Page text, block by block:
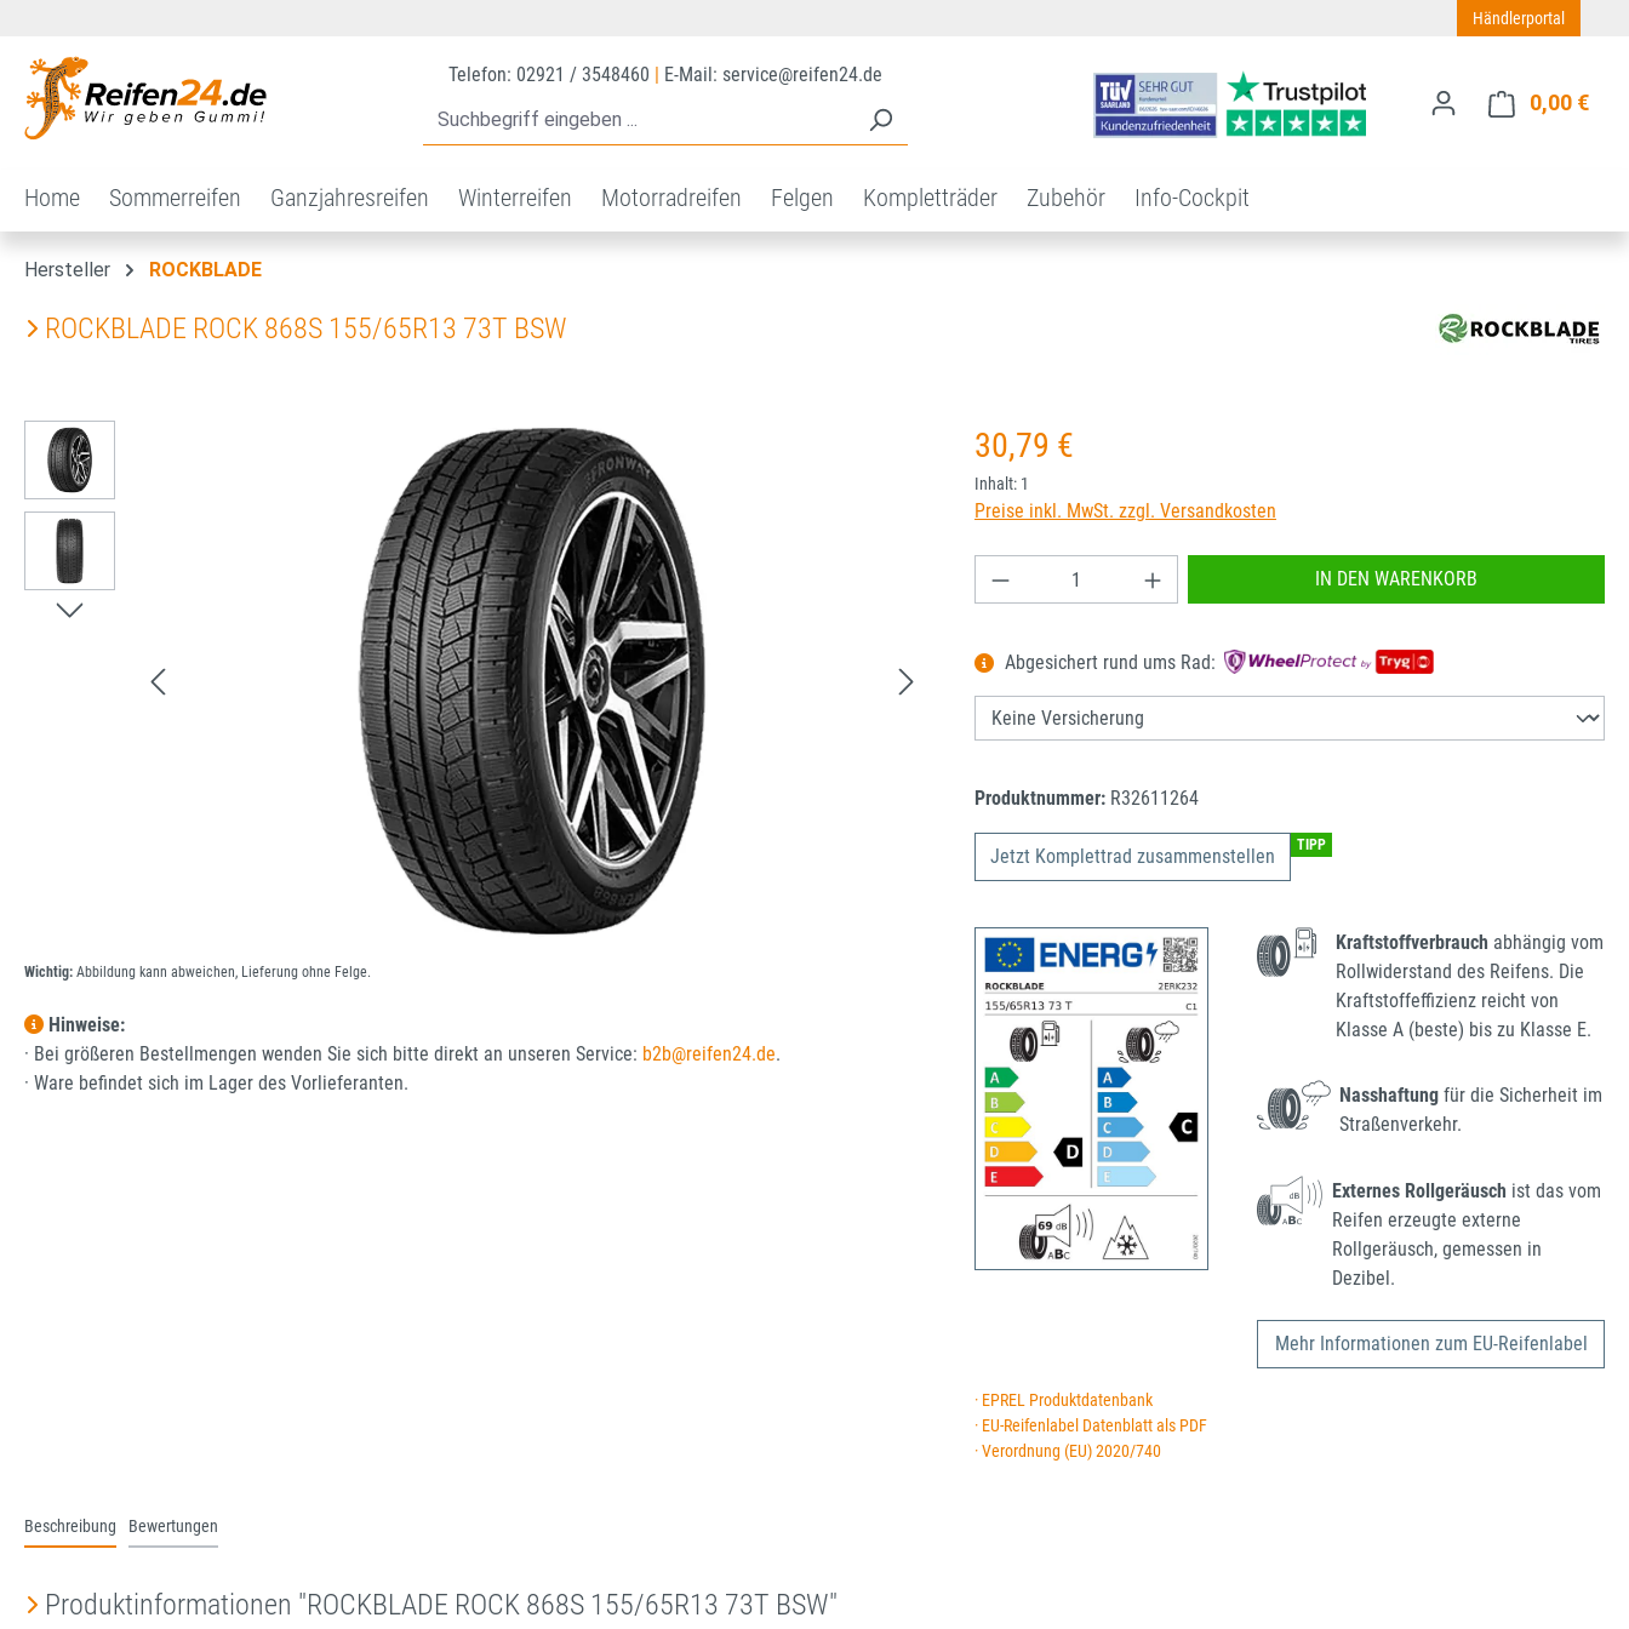
Händlerportal
Telefon: 02921 / 3548460 E-Mail: service@reifen24.de
0,00 €
Home Sommerreifen Ganzjahresreifen Winterreifen Motorradreifen Felgen Kompletträder Zubehör Info-Cockpit
Hersteller ROCKBLADE
ROCKBLADE ROCK 868S 155/65R13 73T BSW
Bildergalerie überspringen
Wichtig: Abbildung kann abweichen, Lieferung ohne Felge.
Hinweise:
· Bei größeren Bestellmengen wenden Sie sich bitte direkt an unseren Service: b2b@reifen24.de.
· Ware befindet sich im Lager des Vorlieferanten.
Regulärer Preis:
30,79 €
Inhalt: 1
Preise inkl. MwSt. zzgl. Versandkosten
Produkt Anzahl: Gib den gewünschten Wert ein oder
IN DEN WARENKORB
Abgesichert rund ums Rad:
Produktnummer: R32611264
Jetzt Komplettrad zusammenstellen TIPP
Kraftstoffverbrauch abhängig vom
Rollwiderstand des Reifens. Die
Kraftstoffeffizienz reicht von
Klasse A (beste) bis zu Klasse E.
Nasshaftung für die Sicherheit im
Straßenverkehr.
Externes Rollgeräusch ist das vom
Reifen erzeugte externe
Rollgeräusch, gemessen in
Dezibel.
Mehr Informationen zum EU-Reifenlabel
· EPREL Produktdatenbank
· EU-Reifenlabel Datenblatt als PDF
· Verordnung (EU) 2020/740
Beschreibung Bewertungen
Produktinformationen "ROCKBLADE ROCK 868S 155/65R13 73T BSW"